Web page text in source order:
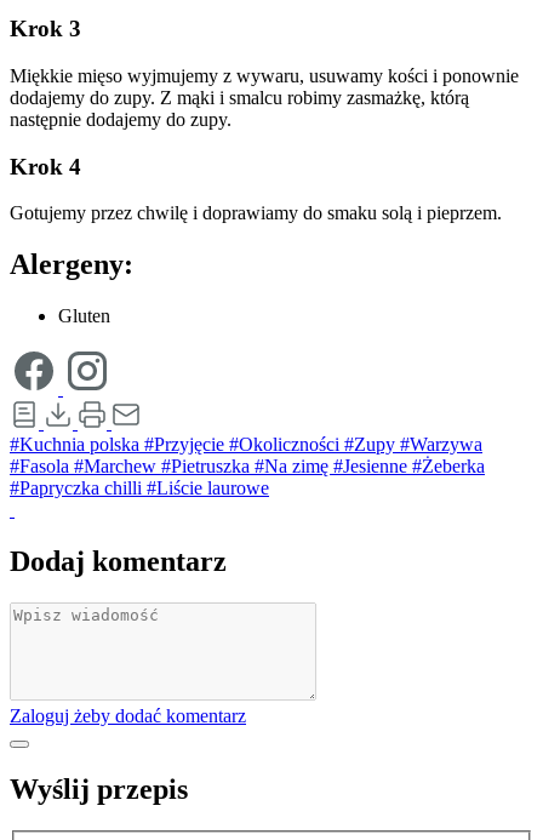
Krok 3
Miękkie mięso wyjmujemy z wywaru, usuwamy kości i ponownie
dodajemy do zupy. Z mąki i smalcu robimy zasmażkę, którą
następnie dodajemy do zupy.
Krok 4
Gotujemy przez chwilę i doprawiamy do smaku solą i pieprzem.
Alergeny:
Gluten
#Kuchnia polska #Przyjęcie #Okoliczności #Zupy #Warzywa
#Fasola #Marchew #Pietruszka #Na zimę #Jesienne #Żeberka
#Papryczka chilli #Liście laurowe
Dodaj komentarz
Zaloguj żeby dodać komentarz
Wyślij przepis